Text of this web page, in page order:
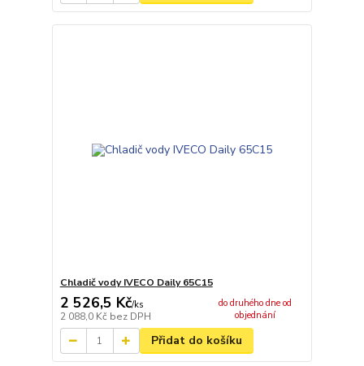
Chladič vody IVECO Daily 65C15
2 526,5 Kč/ks
2 088,0 Kč bez DPH
do druhého dne od
objednání
Přidat do košíku